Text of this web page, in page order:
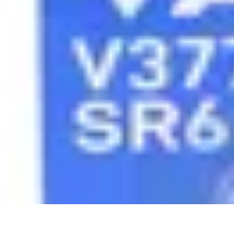
Accessibilité Guides pratiques
Shopping Accessible